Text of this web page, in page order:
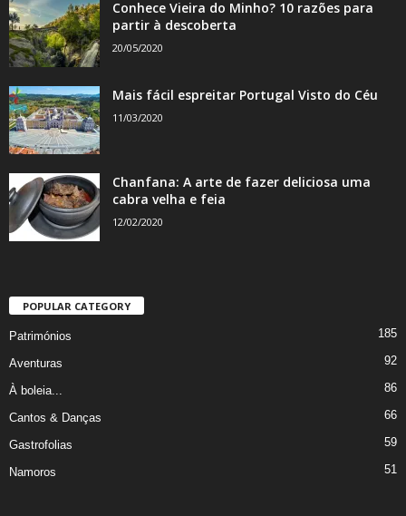
Conhece Vieira do Minho? 10 razões para
partir à descoberta
20/05/2020
Mais fácil espreitar Portugal Visto do Céu
11/03/2020
Chanfana: A arte de fazer deliciosa uma
cabra velha e feia
12/02/2020
POPULAR CATEGORY
Patrimónios 185
Aventuras 92
À boleia... 86
Cantos & Danças 66
Gastrofolias 59
Namoros 51